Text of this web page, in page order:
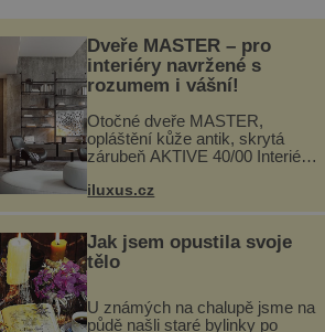
Dveře MASTER – pro
interiéry navržené s
rozumem i vášní!
Otočné dveře MASTER,
opláštění kůže antik, skrytá
zárubeň AKTIVE 40/00 Interiéry
vyžadují atypické rozměry nejen
nábytku, ale i otvorových prvků.
iluxus.cz
Jak jsem opustila svoje
tělo
U známých na chalupě jsme na
půdě našli staré bylinky po